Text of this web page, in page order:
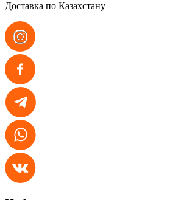
Доставка по Казахстану